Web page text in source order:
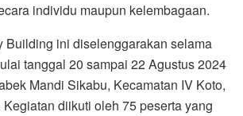
individu maupun kelembagaan.
Building ini diselenggarakan selama
tanggal 20 sampai 22 Agustus 2024
Mandi Sikabu, Kecamatan IV Koto,
diikuti oleh 75 peserta yang